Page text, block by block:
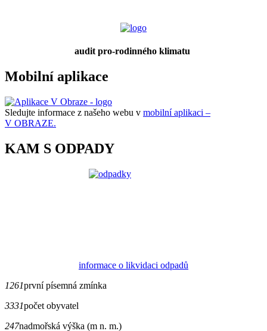
audit pro-rodinného klimatu
Mobilní aplikace
Sledujte informace z našeho webu v mobilní aplikaci –
V OBRAZE.
KAM S ODPADY
informace o likvidaci odpadů
1261první písemná zmínka
3331počet obyvatel
247nadmořská výška (m n. m.)